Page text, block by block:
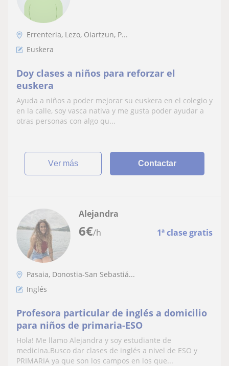
Errenteria, Lezo, Oiartzun, P...
Euskera
Doy clases a niños para reforzar el
euskera
Ayuda a niños a poder mejorar su euskera en el colegio y
en la calle, soy vasca nativa y me gusta poder ayudar a
otras personas con algo qu...
ver más Contactar
6€/h 1ª clase gratis
Alejandra
Pasaia, Donostia-San Sebastiá...
Inglés
Profesora particular de inglés a domicilio
para niños de primaria-ESO
Hola! Me llamo Alejandra y soy estudiante de
medicina.Busco dar clases de inglés a nivel de ESO y
PRIMARIA ya que son los campos en los que...